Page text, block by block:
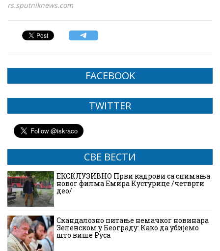
rs.sputniknews.com
FACEBOOK
TWITTER
СВЕ ВЕСТИ
ЕКСКЛУЗИВНО Први кадрови са снимања
новог филма Емира Кустурице /четврти
део/
Скандалозно питање немачког новинара
Зеленском у Београду: Како да убијемо
што више Руса